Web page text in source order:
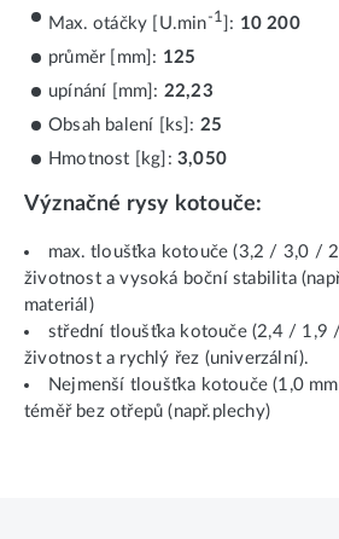
Max. otáčky [U.min-1 ]: 10 200
průměr [mm]: 125
upínání [mm]: 22,23
Obsah balení [ks]: 25
Hmotnost [kg]: 3,050
Význačné rysy kotouče:
max. tloušťka kotouče (3,2 / 3,0 /
životnost a vysoká boční stabilita
materiál)
střední tloušťka kotouče (2,4 / 1,9
životnost a rychlý řez (univerzální).
Nejmenší tloušťka kotouče (1,0
téměř bez otřepů (např.plechy)